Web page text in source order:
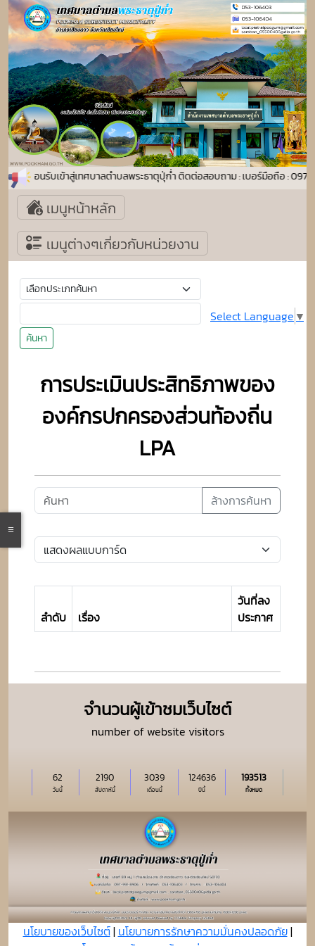
ยินดีต้อนรับเข้าสู่เทศบาลตำบลพระธาตุปุ่ก่ำ ติดต่อสอบถาม : เบอร์มือถือ :
เมนูหน้าหลัก
เมนูต่างๆเกี่ยวกับหน่วยงาน
ค้นหา
Select Language ▼
การประเมินประสิทธิภาพของ
องค์กรปกครองส่วนท้องถิ่น
LPA
ล้างการค้นหา
ลำดับ เรื่อง
วันที่ลง
ประกาศ
จำนวนผู้เข้าชมเว็บไซต์
number of website visitors
วันนี้
62
สัปดาห์นี้
2190
เดือนนี้
3039
ปีนี้
124636
ทั้งหมด
193513
นโยบายของเว็บไซต์| นโยบายการรักษาความมั่นคงปลอดภัย|